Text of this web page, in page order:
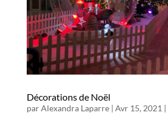
Décorations de Noël
parAlexandra Laparre| Avr 15, 2021|